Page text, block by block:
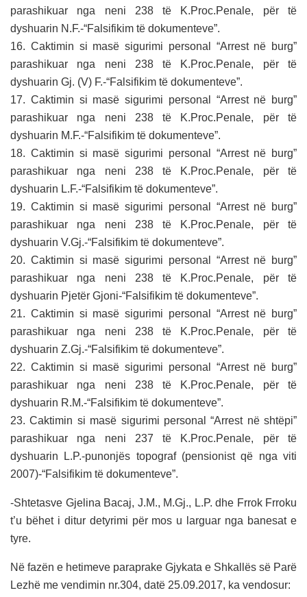
parashikuar nga neni 238 të K.Proc.Penale, për të
dyshuarin N.F.-“Falsifikim të dokumenteve”.
16. Caktimin si masë sigurimi personal “Arrest në burg”
parashikuar nga neni 238 të K.Proc.Penale, për të
dyshuarin Gj. (V) F.-“Falsifikim të dokumenteve”.
17. Caktimin si masë sigurimi personal “Arrest në burg”
parashikuar nga neni 238 të K.Proc.Penale, për të
dyshuarin M.F.-“Falsifikim të dokumenteve”.
18. Caktimin si masë sigurimi personal “Arrest në burg”
parashikuar nga neni 238 të K.Proc.Penale, për të
dyshuarin L.F.-“Falsifikim të dokumenteve”.
19. Caktimin si masë sigurimi personal “Arrest në burg”
parashikuar nga neni 238 të K.Proc.Penale, për të
dyshuarin V.Gj.-“Falsifikim të dokumenteve”.
20. Caktimin si masë sigurimi personal “Arrest në burg”
parashikuar nga neni 238 të K.Proc.Penale, për të
dyshuarin Pjetër Gjoni-“Falsifikim të dokumenteve”.
21. Caktimin si masë sigurimi personal “Arrest në burg”
parashikuar nga neni 238 të K.Proc.Penale, për të
dyshuarin Z.Gj.-“Falsifikim të dokumenteve”.
22. Caktimin si masë sigurimi personal “Arrest në burg”
parashikuar nga neni 238 të K.Proc.Penale, për të
dyshuarin R.M.-“Falsifikim të dokumenteve”.
23. Caktimin si masë sigurimi personal “Arrest në shtëpi”
parashikuar nga neni 237 të K.Proc.Penale, për të
dyshuarin L.P.-punonjës topograf (pensionist që nga viti
2007)-“Falsifikim të dokumenteve”.
-Shtetasve Gjelina Bacaj, J.M., M.Gj., L.P. dhe Frrok Frroku
t’u bëhet i ditur detyrimi për mos u larguar nga banesat e
tyre.
Në fazën e hetimeve paraprake Gjykata e Shkallës së Parë
Lezhë me vendimin nr.304, datë 25.09.2017, ka vendosur: